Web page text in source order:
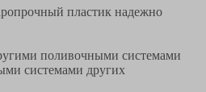
пластик надежно
поливочными системами
системами других